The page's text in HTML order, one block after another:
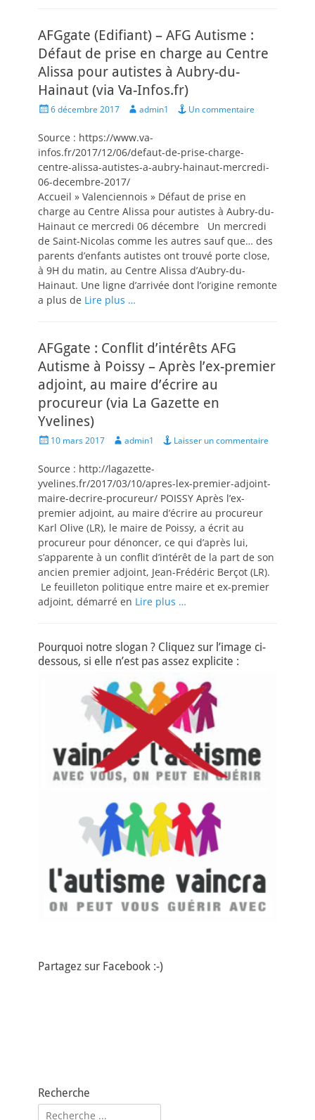
AFGgate (Edifiant) – AFG Autisme :
Défaut de prise en charge au Centre
Alissa pour autistes à Aubry-du-
Hainaut (via Va-Infos.fr)
Posted6 décembre 2017 Author
admin1 Un commentaire
Source : https://www.va-
infos.fr/2017/12/06/defaut-de-prise-charge-
centre-alissa-autistes-a-aubry-hainaut-mercredi-
06-decembre-2017/
Accueil » Valenciennois » Défaut de prise en
charge au Centre Alissa pour autistes à Aubry-du-
Hainaut ce mercredi 06 décembre Un mercredi
de Saint-Nicolas comme les autres sauf que… des
parents d’enfants autistes ont trouvé porte close,
à 9H du matin, au Centre Alissa d’Aubry-du-
Hainaut. Une ligne d’arrivée dont l’origine remonte
a plus de Lire plus …
AFGgate : Conflit d’intérêts AFG
Autisme à Poissy – Après l’ex-premier
adjoint, au maire d’écrire au
procureur (via La Gazette en
Yvelines)
Posted10 mars 2017 Author
admin1 Laisser un commentaire
Source : http://lagazette-
yvelines.fr/2017/03/10/apres-lex-premier-adjoint-
maire-decrire-procureur/ POISSY Après l’ex-
premier adjoint, au maire d’écrire au procureur
Karl Olive (LR), le maire de Poissy, a écrit au
procureur pour dénoncer, ce qui d’après lui,
s’apparente à un conflit d’intérêt de la part de son
ancien premier adjoint, Jean-Frédéric Berçot (LR).
Le feuilleton politique entre maire et ex-premier
adjoint, démarré en Lire plus …
Pourquoi notre slogan ? Cliquez sur l’image ci-
dessous, si elle n’est pas assez explicite :
Partagez sur Facebook :-)
Recherche
Rechercher :